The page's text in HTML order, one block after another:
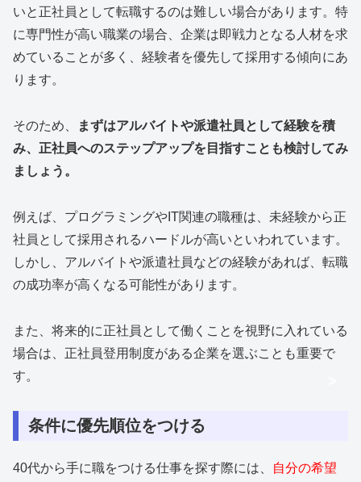
いと正社員として転職するのは難しい場合があります。特
に専門性が高い職業の場合、企業は即戦力となる人材を求
めていることが多く、経験者を優先して採用する傾向にあ
ります。
そのため、
まずはアルバイトや派遣社員として経験を積
み、正社員へのステップアップを目指すことも検討してみ
ましょう。
例えば、プログラミングやIT関連の職種は、未経験から正
社員として採用されるハードルが高いといわれています。
しかし、アルバイトや派遣社員などの経験があれば、転職
の成功率が高くなる可能性があります。
また、将来的に正社員として働くことを視野に入れている
場合は、正社員登用制度がある企業を選ぶことも重要で
す。
条件に優先順位をつける
40代から手に職をつける仕事を探す際には、
自分の希望